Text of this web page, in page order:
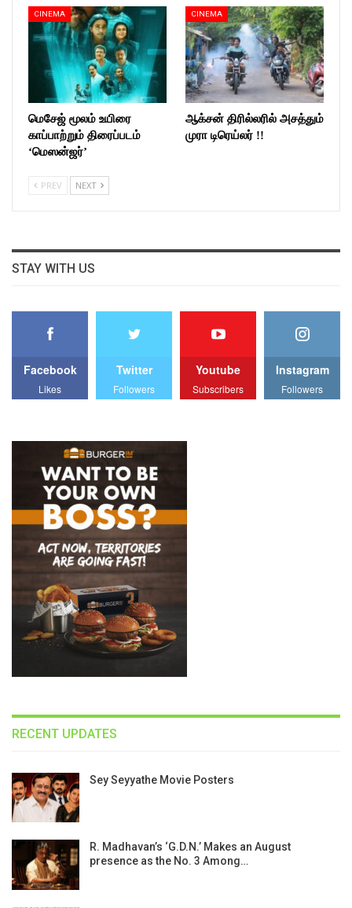
CINEMA
மெசேஜ் மூலம் உயிரை
காப்பாற்றும் திரைப்படம்
‘மெஸன்ஜர்’
CINEMA
ஆக்சன் திரில்லரில் அசத்தும்
முரா டிரெய்லர் !!
PREV NEXT
STAY WITH US
Facebook
Likes
Twitter
Followers
Youtube
Subscribers
Instagram
Followers
RECENT UPDATES
Sey Seyyathe Movie Posters
R. Madhavan’s ‘G.D.N.’ Makes an August
presence as the No. 3 Among…